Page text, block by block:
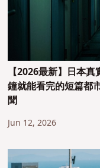
【2026最新】日本
鐘就能看完的短篇都
聞
Jun 12, 2026